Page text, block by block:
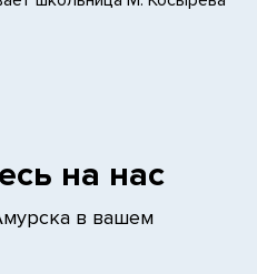
на нас
в вашем